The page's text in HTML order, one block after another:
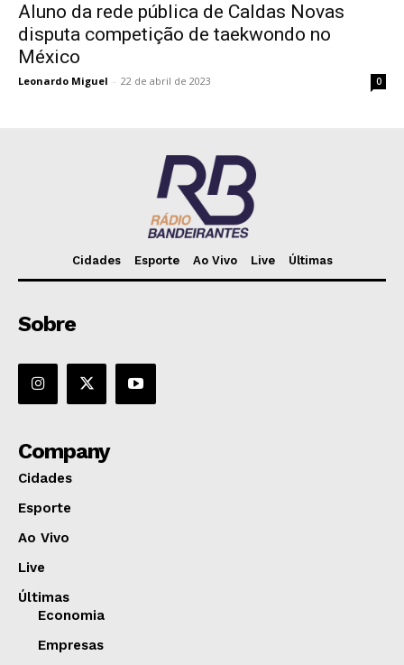
Aluno da rede pública de Caldas Novas
disputa competição de taekwondo no
México
Leonardo Miguel - 22 de abril de 2023 0
Cidades Esporte Ao Vivo Live Últimas
Sobre
Company
Cidades
Esporte
Ao Vivo
Live
Últimas
Economia
Empresas